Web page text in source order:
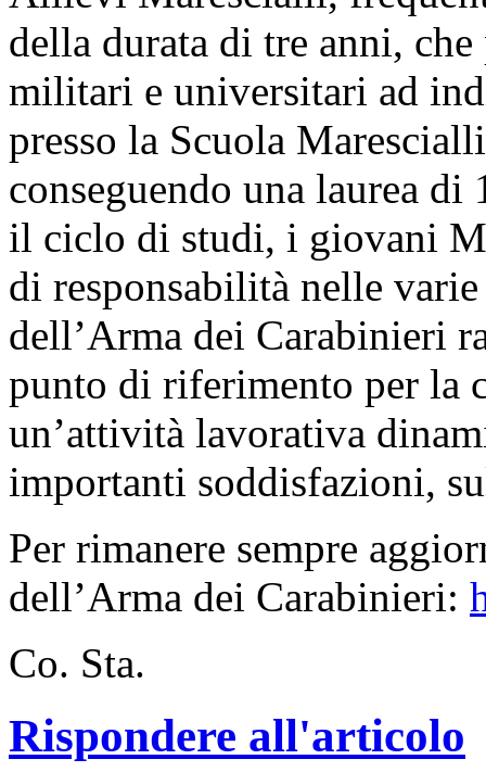
della durata di tre anni,
militari e universitari ad
presso la Scuola
conseguendo una laurea
il ciclo di studi, i giovani
di responsabilità nelle
dell’Arma dei Carabinieri
punto di riferimento per la
un’attività lavorativa
importanti soddisfazioni,
Per rimanere sempre
dell’Arma dei Carabinieri:
Co. Sta.
Rispondere all'articolo